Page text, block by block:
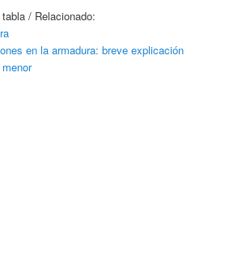
/ Relacionado:
en la armadura: breve explicación